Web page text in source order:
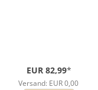
EUR 82,99*
Versand: EUR 0,00